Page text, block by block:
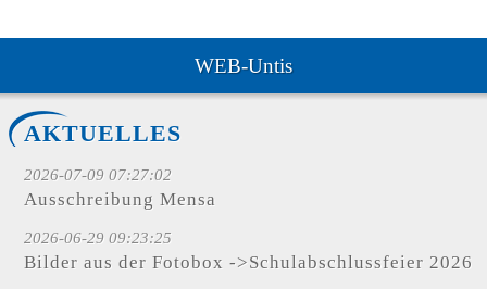
WEB-Untis
AKTUELLES
2026-07-09 07:27:02
Ausschreibung Mensa
2026-06-29 09:23:25
Bilder aus der Fotobox ->Schulabschlussfeier 2026